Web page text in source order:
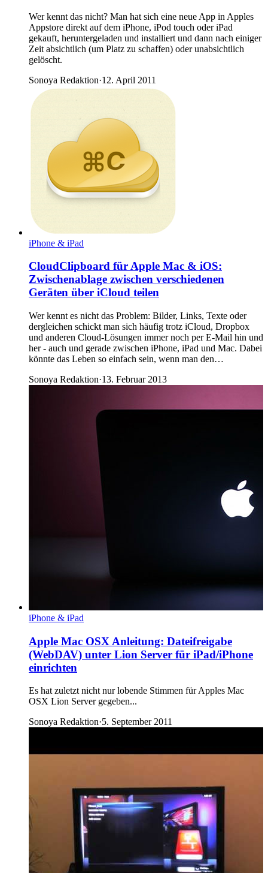
Wer kennt das nicht? Man hat sich eine neue App in Apples
Appstore direkt auf dem iPhone, iPod touch oder iPad
gekauft, heruntergeladen und installiert und dann nach einiger
Zeit absichtlich (um Platz zu schaffen) oder unabsichtlich
gelöscht.
Sonoya Redaktion·12. April 2011
iPhone & iPad
CloudClipboard für Apple Mac & iOS:
Zwischenablage zwischen verschiedenen
Geräten über iCloud teilen
Wer kennt es nicht das Problem: Bilder, Links, Texte oder
dergleichen schickt man sich häufig trotz iCloud, Dropbox
und anderen Cloud-Lösungen immer noch per E-Mail hin und
her - auch und gerade zwischen iPhone, iPad und Mac. Dabei
könnte das Leben so einfach sein, wenn man den…
Sonoya Redaktion·13. Februar 2013
iPhone & iPad
Apple Mac OSX Anleitung: Dateifreigabe
(WebDAV) unter Lion Server für iPad/iPhone
einrichten
Es hat zuletzt nicht nur lobende Stimmen für Apples Mac
OSX Lion Server gegeben...
Sonoya Redaktion·5. September 2011